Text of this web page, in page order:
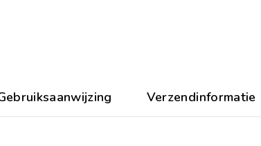
Verzendinformatie